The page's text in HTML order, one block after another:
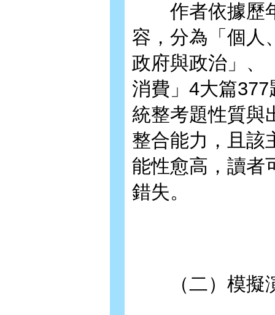
作者依據歷年
容，分為「個人
政府與政治」、
消費」4大篇
統整考題性質與
整合能力，且該
能性愈高，讀者
錯失。
（二）模擬